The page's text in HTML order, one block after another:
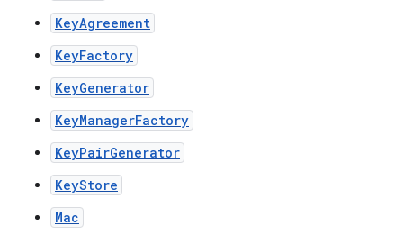
KeyAgreement
KeyFactory
KeyGenerator
KeyManagerFactory
KeyPairGenerator
KeyStore
Mac